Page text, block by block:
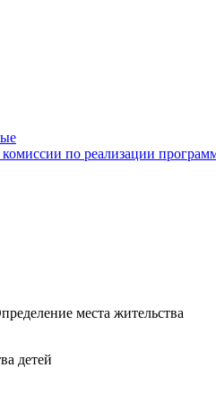
по реализации
места жительства
детей